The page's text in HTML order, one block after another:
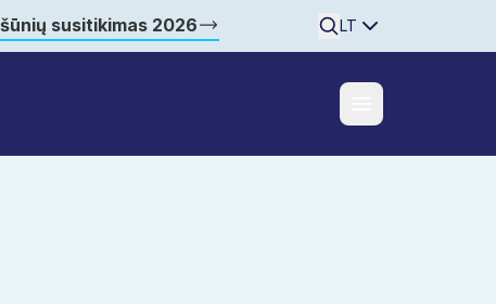
susitikimas 2026 Searchine
LT